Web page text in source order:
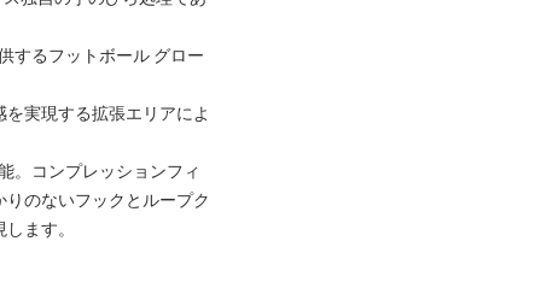
するフットボール グロー
実現する拡張エリアによ
。コンプレッションフィ
のないフックとループク
ます。